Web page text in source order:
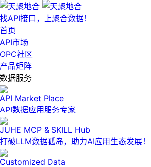
找API接口，上聚合数据！
首页
API市场
OPC社区
产品矩阵
数据服务
API Market Place
API数据应用服务专家
JUHE MCP & SKILL Hub
打破LLM数据孤岛，助力AI应用生态发展！
Customized Data